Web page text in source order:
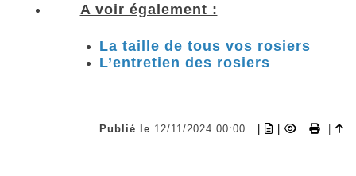
A voir également :
La taille de tous vos rosiers
L’entretien des rosiers
Publié le 12/11/2024 00:00 | | |